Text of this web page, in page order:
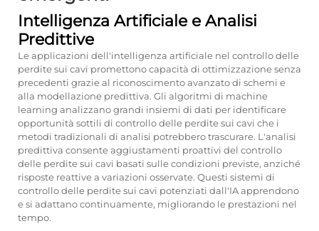
Intelligenza Artificiale e Analisi
Predittive
Le applicazioni dell'intelligenza artificiale nel controllo delle
perdite sui cavi promettono capacità di ottimizzazione senza
precedenti grazie al riconoscimento avanzato di schemi e
alla modellazione predittiva. Gli algoritmi di machine
learning analizzano grandi insiemi di dati per identificare
opportunità sottili di controllo delle perdite sui cavi che i
metodi tradizionali di analisi potrebbero trascurare. L'analisi
predittiva consente aggiustamenti proattivi del controllo
delle perdite sui cavi basati sulle condizioni previste, anziché
risposte reattive a variazioni osservate. Questi sistemi di
controllo delle perdite sui cavi potenziati dall'IA apprendono
e si adattano continuamente, migliorando le prestazioni nel
tempo.